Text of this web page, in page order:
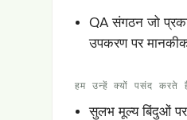
QA संगठन जो
उपकरण पर
हम उन्हें क्यों पसंद करते
सुलभ मूल्य बिंदुओं पर